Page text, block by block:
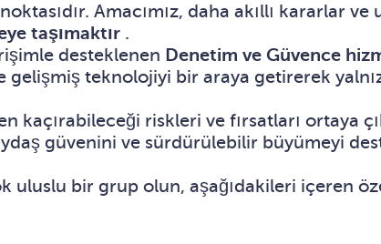
Amacımız, daha akıllı kararlar ve
taşımaktır .
desteklenen Denetim ve Güvence
teknolojiyi bir araya getirerek
riskleri ve fırsatları ortaya
güvenini ve sürdürülebilir büyümeyi
bir grup olun, aşağıdakileri içeren